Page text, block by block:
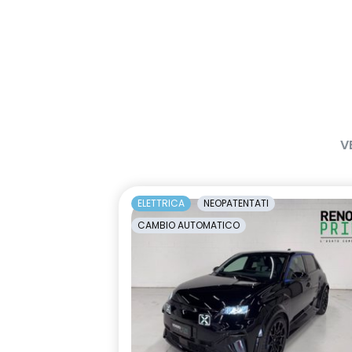
luci diurne
manuale di uso e manutenzione
per 8 anni
Pacchetto
incluso per 5
predictive eco driving assistant
interlock
rear cross traffic alert
retrovisore
ELETTRICA
NEOPATENTATI
CAMBIO AUTOMATICO